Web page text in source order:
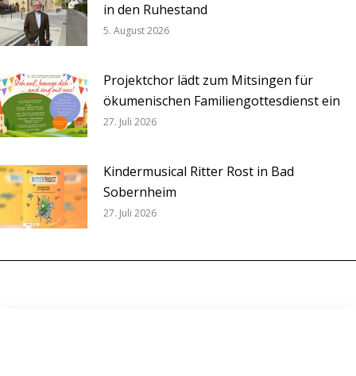
in den Ruhestand
5. August 2026
Projektchor lädt zum Mitsingen für
ökumenischen Familiengottesdienst ein
27. Juli 2026
Kindermusical Ritter Rost in Bad
Sobernheim
27. Juli 2026